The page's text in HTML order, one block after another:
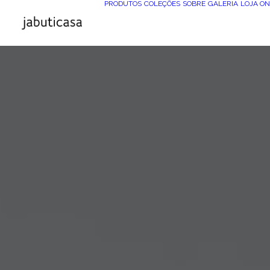
PRODUTOS COLEÇÕES SOBRE GALERIA LOJA